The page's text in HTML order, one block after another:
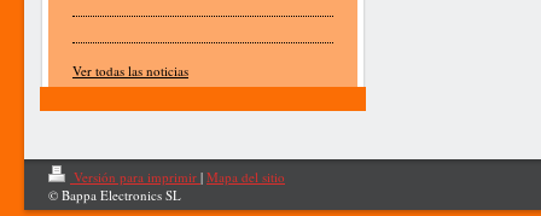
Ver todas las noticias
Versión para imprimir | Mapa del sitio
© Bappa Electronics SL